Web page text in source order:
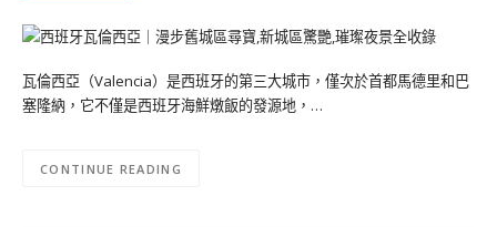
瓦倫西亞（Valencia）是西班牙的第三大城市，僅次於首都馬德里和巴
塞隆納，它不僅是西班牙海鮮燉飯的發源地，…
CONTINUE READING